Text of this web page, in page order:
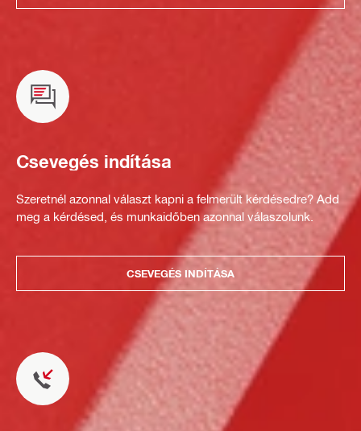
Csevegés indítása
Szeretnél azonnal választ kapni a felmerült kérdésedre? Add
meg a kérdésed, és munkaidőben azonnal válaszolunk.
CSEVEGÉS INDÍTÁSA